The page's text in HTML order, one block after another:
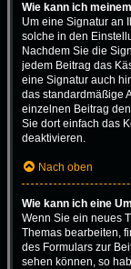
Wie kann ich
Um eine Signatur an
solche in den
Nachdem Sie die
jedem Beitrag das
eine Signatur auch
das standardmäßige
einzelnen Beitrag
Sie dort einfach das
deaktivieren.
Nach oben
Wie kann ich eine
Wenn Sie ein neues
Themas bearbeiten,
des Formulars zur
sehen können, so